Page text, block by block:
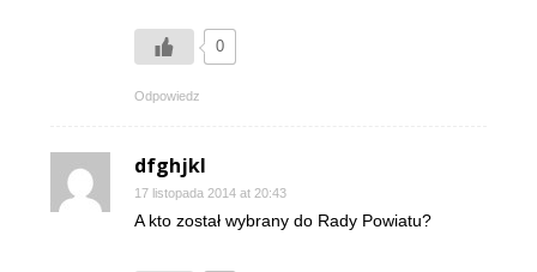
0
Odpowiedz
dfghjkl
17 listopada 2014 at 20:43
A kto został wybrany do Rady Powiatu?